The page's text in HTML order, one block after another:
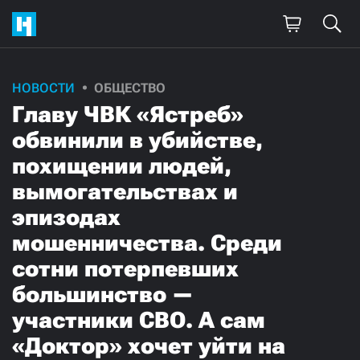
НОВОСТИ ОБЩЕСТВО
Главу ЧВК «Ястреб»
обвинили в убийстве,
похищении людей,
вымогательствах и
эпизодах
мошенничества. Среди
сотни потерпевших
большинство —
участники СВО. А сам
«Доктор» хочет уйти на
Поддержите
нашу работу!
Ежемесячно Разово
3000
500 300
Нажимая кнопку «Стать соучастником»,
я принимаю
и подтверждаю свое гражданство РФ